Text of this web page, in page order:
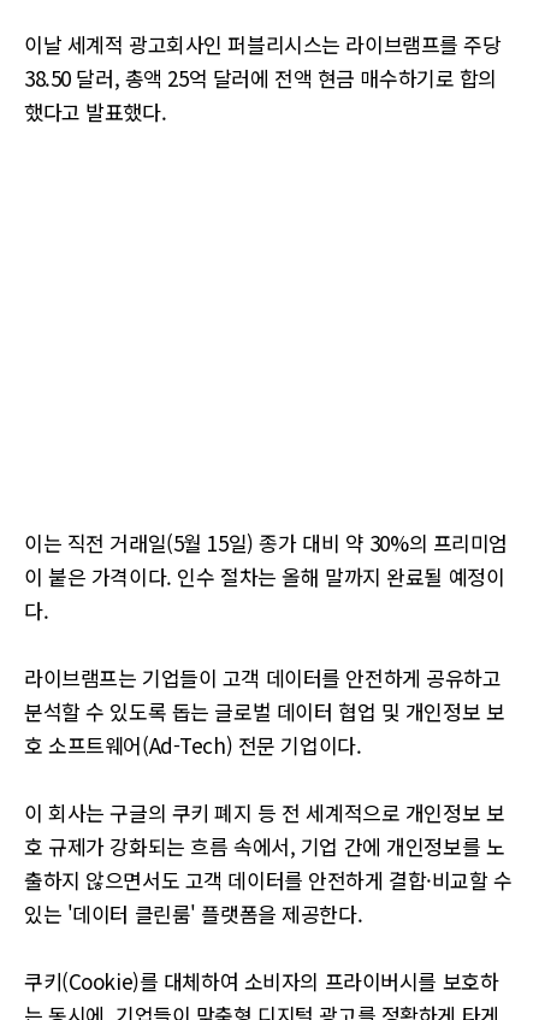
이날 세계적 광고회사인 퍼블리시스는 라이브램프를 주당
38.50 달러, 총액 25억 달러에 전액 현금 매수하기로 합의
했다고 발표했다.
이는 직전 거래일(5월 15일) 종가 대비 약 30%의 프리미엄
이 붙은 가격이다. 인수 절차는 올해 말까지 완료될 예정이
다.
라이브램프는 기업들이 고객 데이터를 안전하게 공유하고
분석할 수 있도록 돕는 글로벌 데이터 협업 및 개인정보 보
호 소프트웨어(Ad-Tech) 전문 기업이다.
이 회사는 구글의 쿠키 폐지 등 전 세계적으로 개인정보 보
호 규제가 강화되는 흐름 속에서, 기업 간에 개인정보를 노
출하지 않으면서도 고객 데이터를 안전하게 결합·비교할 수
있는 '데이터 클린룸' 플랫폼을 제공한다.
쿠키(Cookie)를 대체하여 소비자의 프라이버시를 보호하